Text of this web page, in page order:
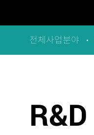
전체사업분야
R&D